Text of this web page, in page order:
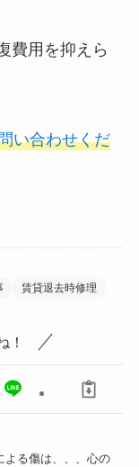
費用を抑えら
い合わせくだ
賃貸退去時修理
！
よる傷は、、、心の